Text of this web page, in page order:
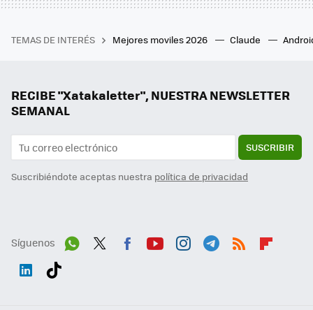
TEMAS DE INTERÉS Mejores moviles 2026 Claude
RECIBE "Xatakaletter", NUESTRA NEWSLETTER
SEMANAL
SUSCRIBIR
Suscribiéndote aceptas nuestra política de privacidad
Síguenos